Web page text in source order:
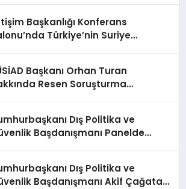
Başkanlığı Konferans
Türkiye’nin Suriye
Başkanı Orhan Turan
Resen Soruşturma
Dış Politika ve
Başdanışmanı Panelde
Dış Politika ve
Başdanışmanı Akif Çağatay